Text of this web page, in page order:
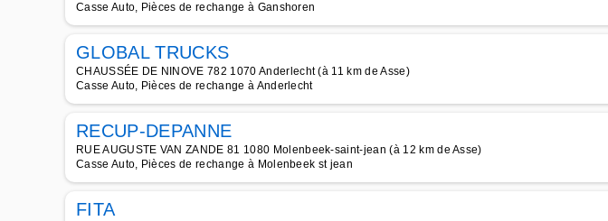
Casse Auto, Pièces de rechange à Ganshoren
GLOBAL TRUCKS
CHAUSSÉE DE NINOVE 782 1070 Anderlecht (à 11 km de Asse)
Casse Auto, Pièces de rechange à Anderlecht
RECUP-DEPANNE
RUE AUGUSTE VAN ZANDE 81 1080 Molenbeek-saint-jean (à 12 km de Asse)
Casse Auto, Pièces de rechange à Molenbeek st jean
FITA